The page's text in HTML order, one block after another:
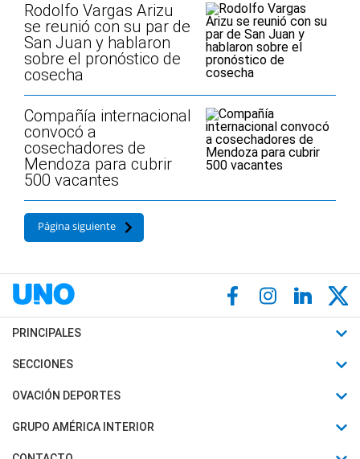
Rodolfo Vargas Arizu
se reunió con su par de
San Juan y hablaron
sobre el pronóstico de
cosecha
Compañía internacional
convocó a
cosechadores de
Mendoza para cubrir
500 vacantes
Página siguiente
PRINCIPALES
Últimas Noticias
Política
SECCIONES
Horóscopo
Motores
OVACIÓN DEPORTES
Fútbol
Mundial
GRUPO AMÉRICA INTERIOR